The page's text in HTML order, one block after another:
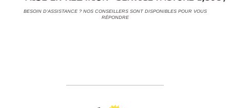
BESOIN D'ASSISTANCE ? NOS CONSEILLERS SONT DISPONIBLES POUR VOUS
RÉPONDRE